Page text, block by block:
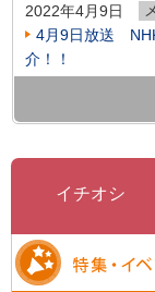
2022年4月9日
4月9日放送
介！！
イチオシ